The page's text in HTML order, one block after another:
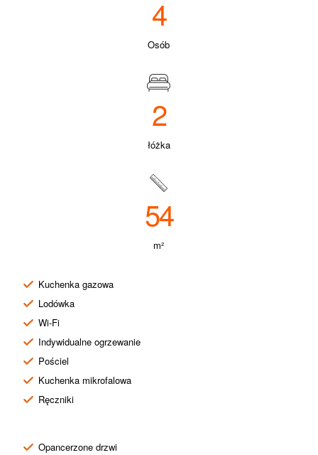
4
Osób
2
łóżka
54
m²
Kuchenka gazowa
Lodówka
Wi-Fi
Indywidualne ogrzewanie
Pościel
Kuchenka mikrofalowa
Ręczniki
Opancerzone drzwi